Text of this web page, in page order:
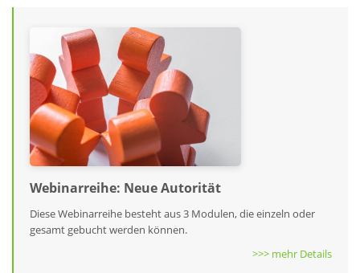
Webinarreihe: Neue Autorität
Diese Webinarreihe besteht aus 3 Modulen, die einzeln oder
gesamt gebucht werden können.
>>> mehr Details